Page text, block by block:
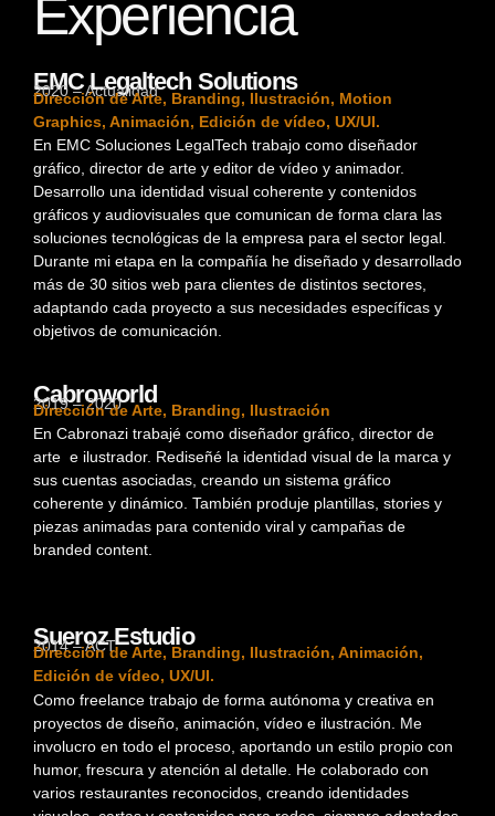
Experiencia
EMC Legaltech Solutions
2020 – Actualidad
Dirección de Arte, Branding, Ilustración, Motion
Graphics, Animación, Edición de vídeo, UX/UI.
En EMC Soluciones LegalTech trabajo como diseñador
gráfico, director de arte y editor de vídeo y animador.
Desarrollo una identidad visual coherente y contenidos
gráficos y audiovisuales que comunican de forma clara las
soluciones tecnológicas de la empresa para el sector legal.
Durante mi etapa en la compañía he diseñado y desarrollado
más de 30 sitios web para clientes de distintos sectores,
adaptando cada proyecto a sus necesidades específicas y
objetivos de comunicación.
Cabroworld
2019 – 2020
Dirección de Arte, Branding, Ilustración
En Cabronazi trabajé como diseñador gráfico, director de
arte e ilustrador. Rediseñé la identidad visual de la marca y
sus cuentas asociadas, creando un sistema gráfico
coherente y dinámico. También produje plantillas, stories y
piezas animadas para contenido viral y campañas de
branded content.
Sueroz Estudio
2014 – ACT
Dirección de Arte, Branding, Ilustración, Animación,
Edición de vídeo, UX/UI.
Como freelance trabajo de forma autónoma y creativa en
proyectos de diseño, animación, vídeo e ilustración. Me
involucro en todo el proceso, aportando un estilo propio con
humor, frescura y atención al detalle. He colaborado con
varios restaurantes reconocidos, creando identidades